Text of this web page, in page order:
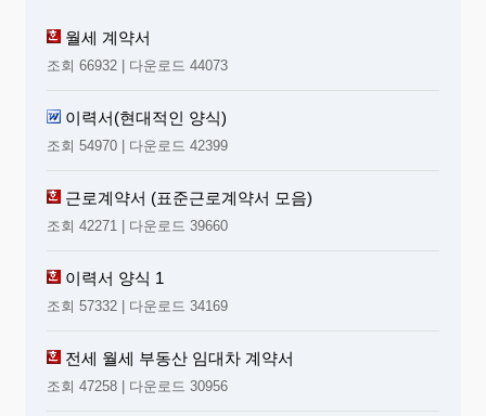
월세 계약서
조회 66932 | 다운로드 44073
이력서(현대적인 양식)
조회 54970 | 다운로드 42399
근로계약서 (표준근로계약서 모음)
조회 42271 | 다운로드 39660
이력서 양식 1
조회 57332 | 다운로드 34169
전세 월세 부동산 임대차 계약서
조회 47258 | 다운로드 30956